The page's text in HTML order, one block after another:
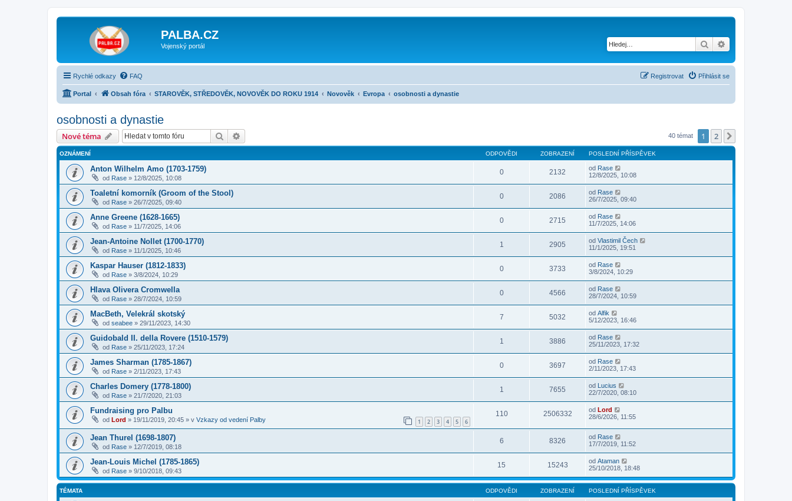
PALBA.CZ
Vojenský portál Hledat
Rychlé odkazy FAQ Přihlásit se
Registrovat
Portal Obsah fóra STAROVĚK, STŘEDOVĚK, NOVOVĚK DO ROKU 1914 Novověk Evropa osobnosti a dynastie
osobnosti a dynastie
Nové téma Hledat 40 témat 1 2
OZNÁMENÍ ODPOVĚDI ZOBRAZENÍ POSLEDNÍ PŘÍSPĚVEK
Anton Wilhelm Amo (1703-1759)
od Rase » 12/8/2025, 10:08
0 2132 od Rase
12/8/2025, 10:08
Toaletní komorník (Groom of the Stool)
od Rase » 26/7/2025, 09:40
0 2086 od Rase
26/7/2025, 09:40
Anne Greene (1628-1665)
od Rase » 11/7/2025, 14:06
0 2715 od Rase
11/7/2025, 14:06
Jean-Antoine Nollet (1700-1770)
od Rase » 11/1/2025, 10:46
1 2905 od Vlastimil Čech
11/1/2025, 19:51
Kaspar Hauser (1812-1833)
od Rase » 3/8/2024, 10:29
0 3733 od Rase
3/8/2024, 10:29
Hlava Olivera Cromwella
od Rase » 28/7/2024, 10:59
0 4566 od Rase
28/7/2024, 10:59
MacBeth, Velekrál skotský
od seabee » 29/11/2023, 14:30
7 5032 od Alfik
5/12/2023, 16:46
Guidobald II. della Rovere (1510-1579)
od Rase » 25/11/2023, 17:24
1 3886 od Rase
25/11/2023, 17:32
James Sharman (1785-1867)
od Rase » 2/11/2023, 17:43
0 3697 od Rase
2/11/2023, 17:43
Charles Domery (1778-1800)
od Rase » 21/7/2020, 21:03
1 7655 od Lucius
22/7/2020, 08:10
Fundraising pro Palbu
od Lord » 19/11/2019, 20:45 » v Vzkazy od vedení Palby 1 2 3 4 5 6
110 2506332 od Lord
28/6/2026, 11:55
Jean Thurel (1698-1807)
od Rase » 12/7/2019, 08:18
6 8326 od Rase
17/7/2019, 11:52
Jean-Louis Michel (1785-1865)
od Rase » 9/10/2018, 09:43
15 15243 od Ataman
25/10/2018, 18:48
TÉMATA ODPOVĚDI ZOBRAZENÍ POSLEDNÍ PŘÍSPĚVEK